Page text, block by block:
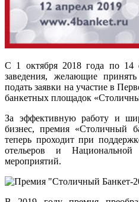
С 1 октября 2018 года по 14
заведения, желающие
подать заявки на участие в
банкетных площадок
За эффективную работу и
бизнес, премия «Столичный
теперь проходит при
отельеров и Национальной
мероприятий.